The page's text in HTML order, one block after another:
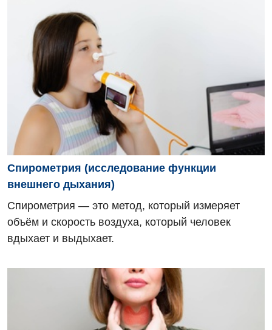
Спирометрия (исследование функции
внешнего дыхания)
Спирометрия — это метод, который измеряет
объём и скорость воздуха, который человек
вдыхает и выдыхает.